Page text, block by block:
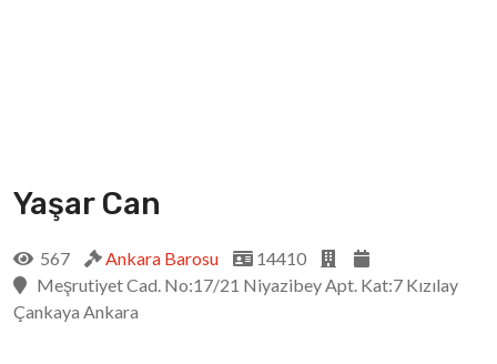
Yaşar Can
567 Ankara Barosu
14410
Meşrutiyet Cad. No:17/21 Niyazibey Apt. Kat:7 Kızılay
Çankaya Ankara